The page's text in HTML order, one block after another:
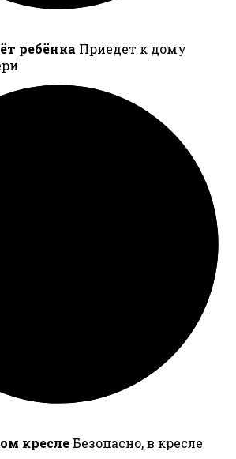
ребёнка Приедет к дому
креслеБезопасно, в кресле